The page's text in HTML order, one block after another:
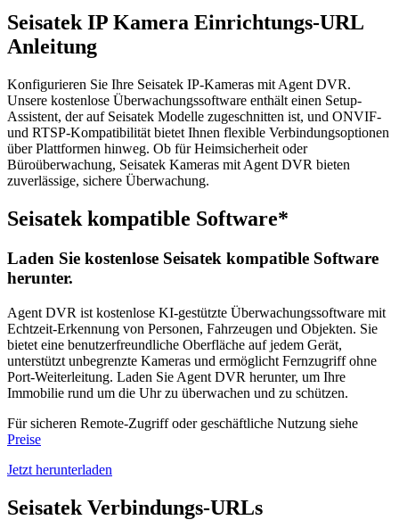
Seisatek IP Kamera Einrichtungs-URL
Anleitung
Konfigurieren Sie Ihre Seisatek IP-Kameras mit Agent DVR.
Unsere kostenlose Überwachungssoftware enthält einen Setup-
Assistent, der auf Seisatek Modelle zugeschnitten ist, und ONVIF-
und RTSP-Kompatibilität bietet Ihnen flexible Verbindungsoptionen
über Plattformen hinweg. Ob für Heimsicherheit oder
Büroüberwachung, Seisatek Kameras mit Agent DVR bieten
zuverlässige, sichere Überwachung.
Seisatek kompatible Software*
Laden Sie kostenlose Seisatek kompatible Software
herunter.
Agent DVR ist kostenlose KI-gestützte Überwachungssoftware mit
Echtzeit-Erkennung von Personen, Fahrzeugen und Objekten. Sie
bietet eine benutzerfreundliche Oberfläche auf jedem Gerät,
unterstützt unbegrenzte Kameras und ermöglicht Fernzugriff ohne
Port-Weiterleitung. Laden Sie Agent DVR herunter, um Ihre
Immobilie rund um die Uhr zu überwachen und zu schützen.
Für sicheren Remote-Zugriff oder geschäftliche Nutzung siehe
Preise
Jetzt herunterladen
Seisatek Verbindungs-URLs